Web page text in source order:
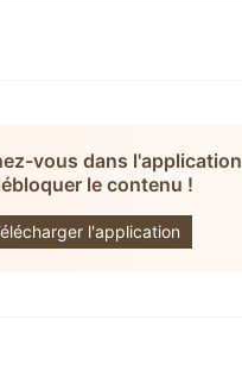
vous dans l'application
le contenu !
l'application
ZenTrade